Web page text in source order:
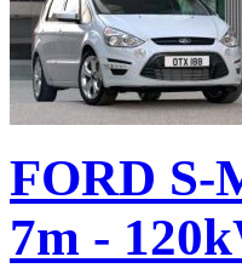
FORD S-
7m -